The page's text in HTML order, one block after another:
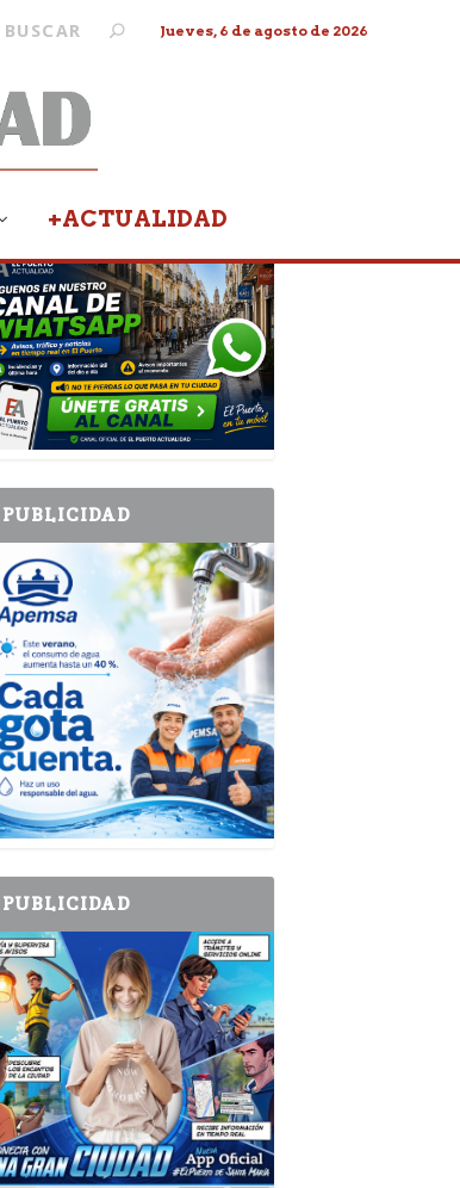
Jueves, 6 de agosto de 2026
+ACTUALIDAD
PUBLICIDAD
PUBLICIDAD
PUBLICIDAD